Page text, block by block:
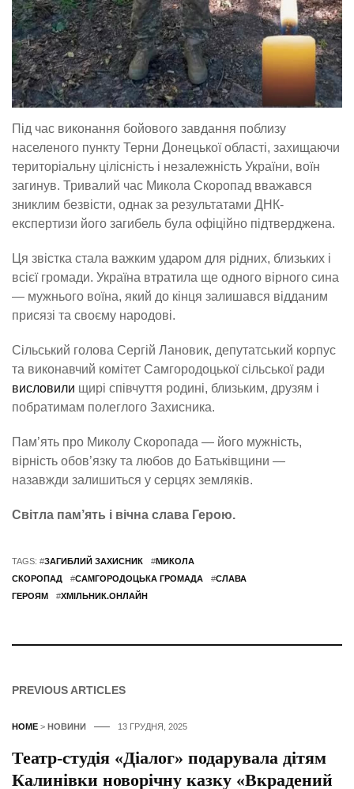
Під час виконання бойового завдання поблизу
населеного пункту Терни Донецької області, захищаючи
територіальну цілісність і незалежність України, воїн
загинув. Тривалий час Микола Скоропад вважався
зниклим безвісти, однак за результатами ДНК-
експертизи його загибель була офіційно підтверджена.
Ця звістка стала важким ударом для рідних, близьких і
всієї громади. Україна втратила ще одного вірного сина
— мужнього воїна, який до кінця залишався відданим
присязі та своєму народові.
Сільський голова Сергій Лановик, депутатський корпус
та виконавчий комітет Самгородоцької сільської ради
висловили щирі співчуття родині, близьким, друзям і
побратимам полеглого Захисника.
Пам’ять про Миколу Скоропада — його мужність,
вірність обов’язку та любов до Батьківщини —
назавжди залишиться у серцях земляків.
Світла пам’ять і вічна слава Герою.
TAGS: #ЗАГИБЛИЙ ЗАХИСНИК #МИКОЛА
СКОРОПАД
#САМГОРОДОЦЬКА ГРОМАДА #СЛАВА
ГЕРОЯМ
#ХМІЛЬНИК.ОНЛАЙН
PREVIOUS ARTICLES
HOME > НОВИНИ 13 ГРУДНЯ, 2025
Театр-студія «Діалог» подарувала дітям
Калинівки новорічну казку «Вкрадений